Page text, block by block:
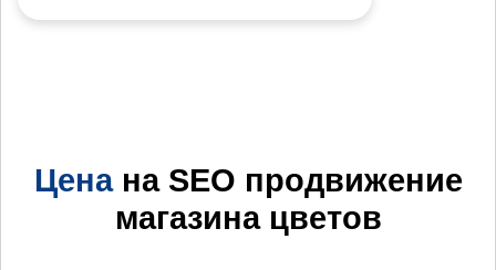
Ценана SEO продвижение
магазина цветов